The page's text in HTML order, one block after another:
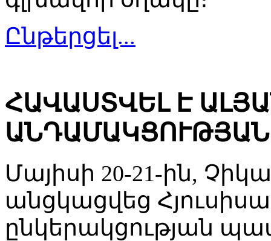
Ընթերցել...
ՀԱՎԱՍՏՎԵԼ Է
Մայիսի 20-21-ին,
անցկացվեց
ընկերակցության